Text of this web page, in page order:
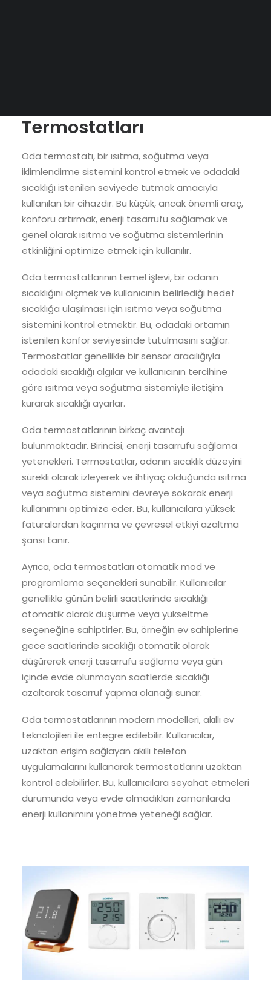
Termostatları
Oda termostatı, bir ısıtma, soğutma veya
iklimlendirme sistemini kontrol etmek ve odadaki
sıcaklığı istenilen seviyede tutmak amacıyla
kullanılan bir cihazdır. Bu küçük, ancak önemli araç,
konforu artırmak, enerji tasarrufu sağlamak ve
genel olarak ısıtma ve soğutma sistemlerinin
etkinliğini optimize etmek için kullanılır.
Oda termostatlarının temel işlevi, bir odanın
sıcaklığını ölçmek ve kullanıcının belirlediği hedef
sıcaklığa ulaşılması için ısıtma veya soğutma
sistemini kontrol etmektir. Bu, odadaki ortamın
istenilen konfor seviyesinde tutulmasını sağlar.
Termostatlar genellikle bir sensör aracılığıyla
odadaki sıcaklığı algılar ve kullanıcının tercihine
göre ısıtma veya soğutma sistemiyle iletişim
kurarak sıcaklığı ayarlar.
Oda termostatlarının birkaç avantajı
bulunmaktadır. Birincisi, enerji tasarrufu sağlama
yetenekleri. Termostatlar, odanın sıcaklık düzeyini
sürekli olarak izleyerek ve ihtiyaç olduğunda ısıtma
veya soğutma sistemini devreye sokarak enerji
kullanımını optimize eder. Bu, kullanıcılara yüksek
faturalardan kaçınma ve çevresel etkiyi azaltma
şansı tanır.
Ayrıca, oda termostatları otomatik mod ve
programlama seçenekleri sunabilir. Kullanıcılar
genellikle günün belirli saatlerinde sıcaklığı
otomatik olarak düşürme veya yükseltme
seçeneğine sahiptirler. Bu, örneğin ev sahiplerine
gece saatlerinde sıcaklığı otomatik olarak
düşürerek enerji tasarrufu sağlama veya gün
içinde evde olunmayan saatlerde sıcaklığı
azaltarak tasarruf yapma olanağı sunar.
Oda termostatlarının modern modelleri, akıllı ev
teknolojileri ile entegre edilebilir. Kullanıcılar,
uzaktan erişim sağlayan akıllı telefon
uygulamalarını kullanarak termostatlarını uzaktan
kontrol edebilirler. Bu, kullanıcılara seyahat etmeleri
durumunda veya evde olmadıkları zamanlarda
enerji kullanımını yönetme yeteneği sağlar.